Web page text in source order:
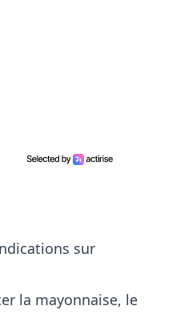
sur
la mayonnaise, le